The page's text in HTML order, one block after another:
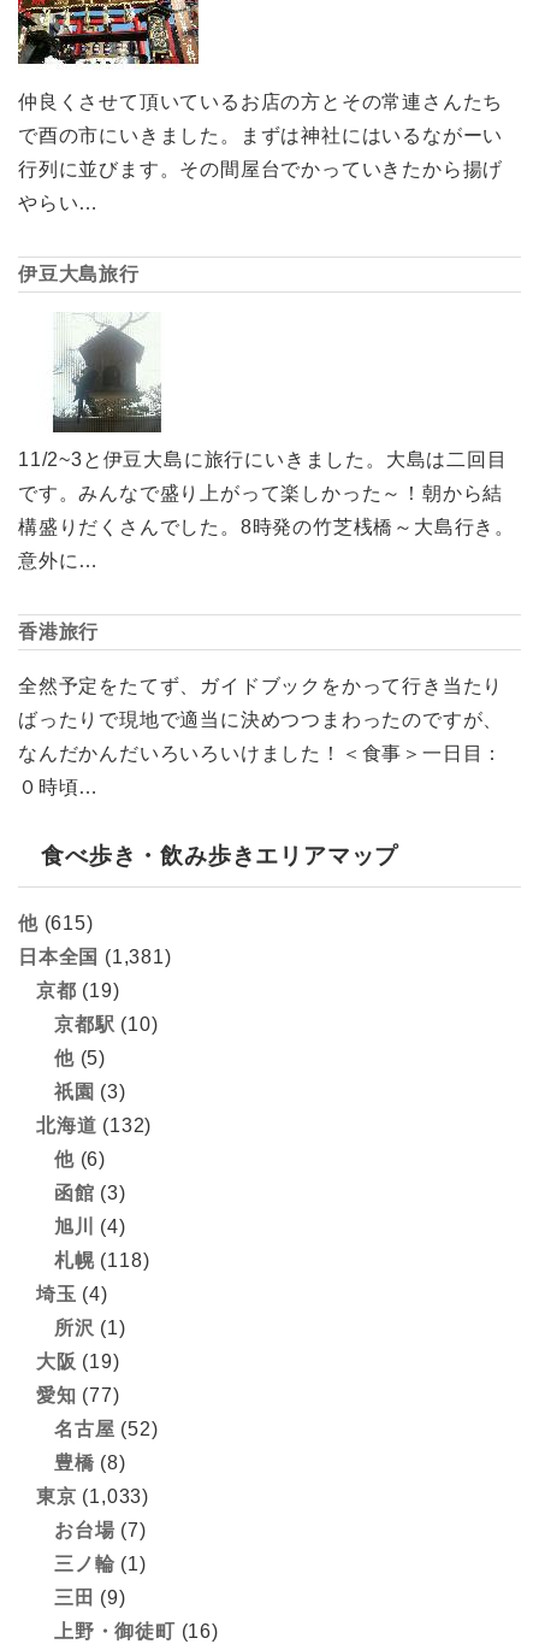
仲良くさせて頂いているお店の方とその常連さんたち
で酉の市にいきました。まずは神社にはいるながーい
行列に並びます。その間屋台でかっていきたから揚げ
やらい…
伊豆大島旅行
11/2~3と伊豆大島に旅行にいきました。大島は二回目
です。みんなで盛り上がって楽しかった～！朝から結
構盛りだくさんでした。8時発の竹芝桟橋～大島行き。
意外に…
香港旅行
全然予定をたてず、ガイドブックをかって行き当たり
ばったりで現地で適当に決めつつまわったのですが、
なんだかんだいろいろいけました！＜食事＞一日目：
０時頃…
食べ歩き・飲み歩きエリアマップ
他(615)
日本全国 (1,381)
京都 (19)
京都駅 (10)
他(5)
祇園 (3)
北海道 (132)
他(6)
函館 (3)
旭川
(4)
札幌(118)
埼玉 (4)
所沢 (1)
大阪 (19)
愛知 (77)
名古屋 (52)
豊橋 (8)
東京 (1,033)
お台場 (7)
三ノ輪 (1)
三田 (9)
上野・御徒町 (16)